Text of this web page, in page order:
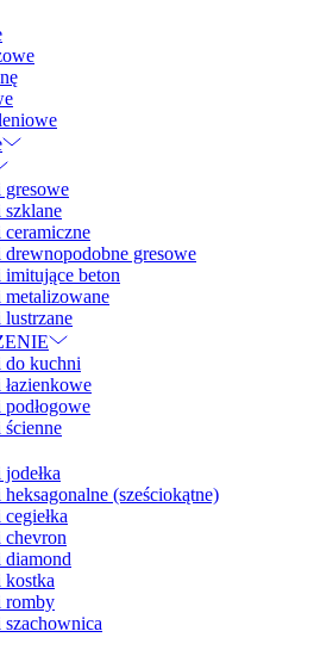
gresowe
beton
kuchni
(sześciokątne)
romby